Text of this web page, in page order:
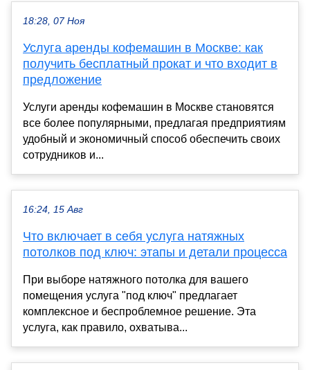
18:28, 07 Ноя
Услуга аренды кофемашин в Москве: как
получить бесплатный прокат и что входит в
предложение
Услуги аренды кофемашин в Москве становятся
все более популярными, предлагая предприятиям
удобный и экономичный способ обеспечить своих
сотрудников и...
16:24, 15 Авг
Что включает в себя услуга натяжных
потолков под ключ: этапы и детали процесса
При выборе натяжного потолка для вашего
помещения услуга "под ключ" предлагает
комплексное и беспроблемное решение. Эта
услуга, как правило, охватыва...